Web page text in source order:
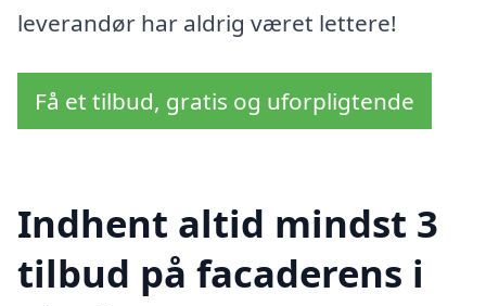
leverandør har aldrig været lettere!
Få et tilbud, gratis og uforpligtende
Indhent altid mindst 3
tilbud på facaderens i